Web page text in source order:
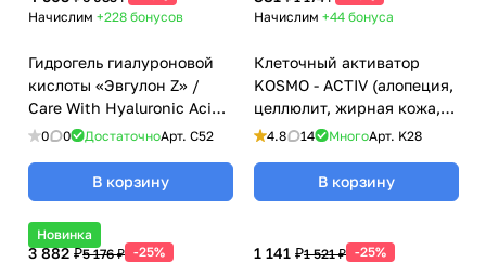
Начислим +228 бонусов
Гидрогель гиалуроновой
кислоты «Эвгулон Z» /
Care With Hyaluronic Acid
«Evgulon» Z, Kosmoteros
0 0 ДостаточноАрт. C52
В корзину
Начислим +44 бонуса
Клеточный активатор
KOSMO - ACTIV (алопеция,
целлюлит, жирная кожа,
купероз, лифтинг) / Cells
Kosmoteros (Космотерос),
6 мл
4.8 14 МногоАрт. K28
В корзину
Новинка
3 882 ₽5 176 ₽ -25%
1 141 ₽1 521 ₽ -25%